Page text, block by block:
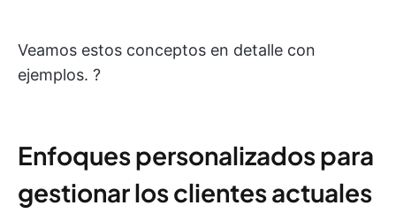
Veamos estos conceptos en detalle con
ejemplos. ?
Enfoques personalizados para
gestionar los clientes actuales